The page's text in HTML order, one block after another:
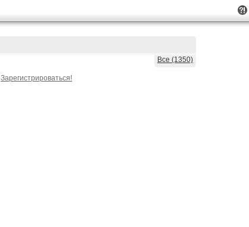
Все (1350)
Зарегистрироваться!